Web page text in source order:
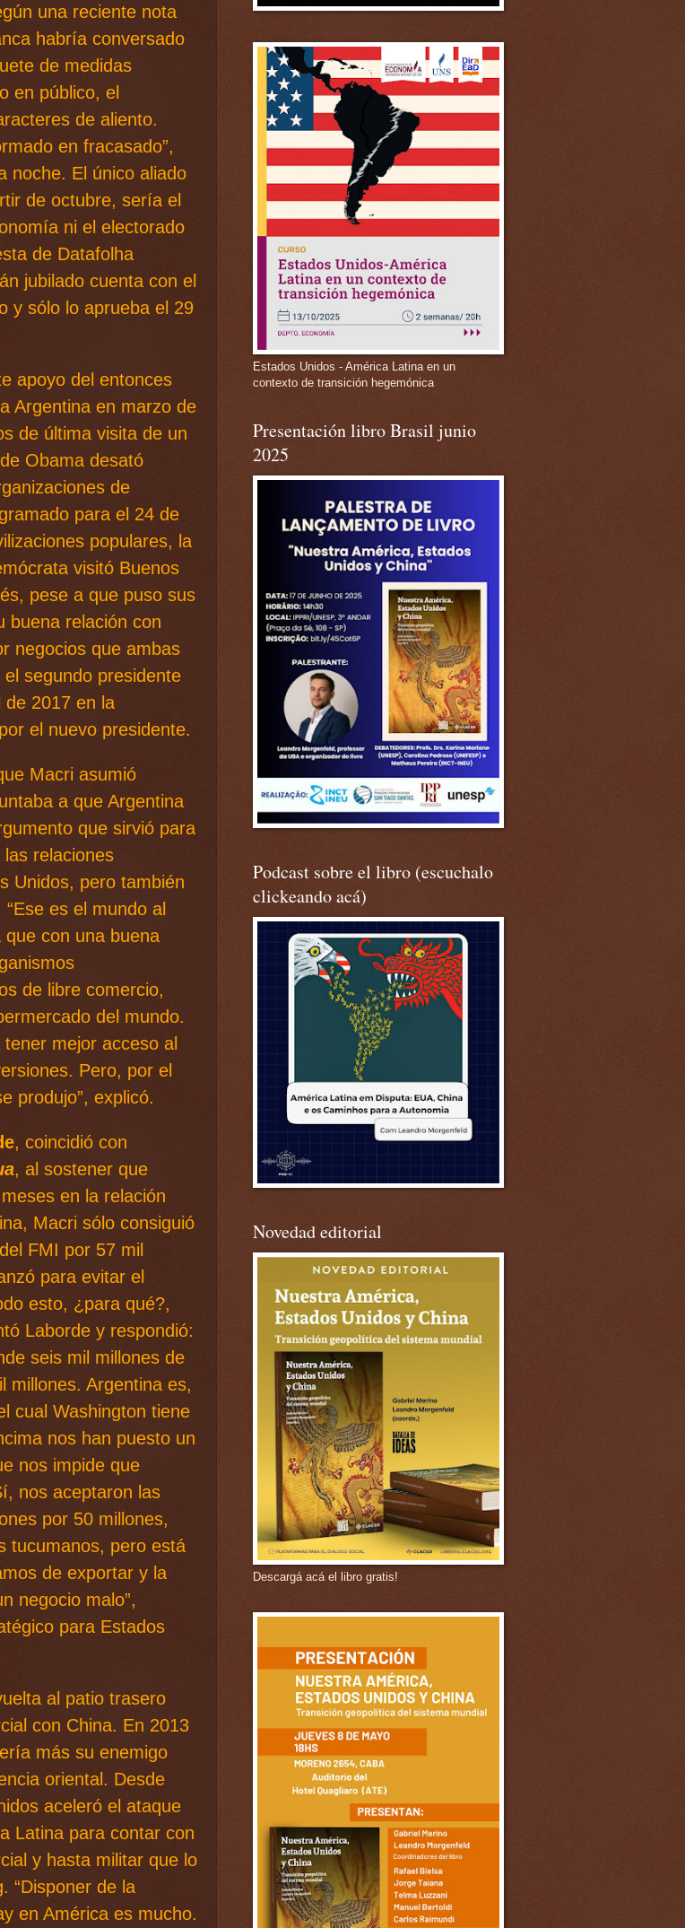
una reciente nota
habría conversado
de medidas
en público, el
de aliento.
en fracasado”,
noche. El único aliado
de octubre, sería el
ni el electorado
de Datafolha
jubilado cuenta con el
y sólo lo aprueba el 29
apoyo del entonces
Argentina en marzo de
de última visita de un
Obama desató
de
para el 24 de
populares, la
visitó Buenos
pese a que puso sus
buena relación con
negocios que ambas
segundo presidente
de 2017 en la
el nuevo presidente.
Macri asumió
a que Argentina
que sirvió para
relaciones
Unidos, pero también
es el mundo al
con una buena
de libre comercio,
del mundo.
mejor acceso al
Pero, por el
produjo”, explicó.
, coincidió con
, al sostener que
en la relación
Macri sólo consiguió
FMI por 57 mil
para evitar el
esto, ¿para qué?,
Laborde y respondió:
seis mil millones de
millones. Argentina es,
cual Washington tiene
nos han puesto un
nos impide que
nos aceptaron las
por 50 millones,
tucumanos, pero está
de exportar y la
negocio malo”,
para Estados
al patio trasero
con China. En 2013
más su enemigo
oriental. Desde
aceleró el ataque
Latina para contar con
y hasta militar que lo
“Disponer de la
en América es mucho.
Estados Unidos - América Latina en un
contexto de transición hegemónica
Presentación libro Brasil junio
2025
Podcast sobre el libro (escuchalo
clickeando acá)
Novedad editorial
Descargá acá el libro gratis!